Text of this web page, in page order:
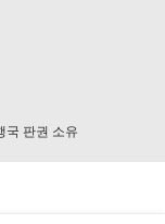
판권 소유